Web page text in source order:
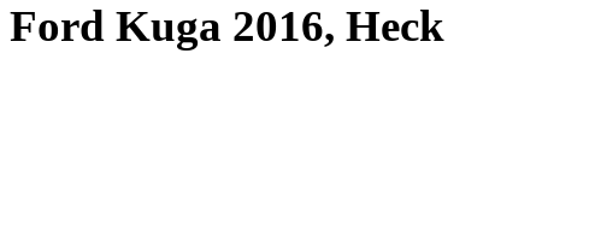
Ford Kuga 2016, Heck